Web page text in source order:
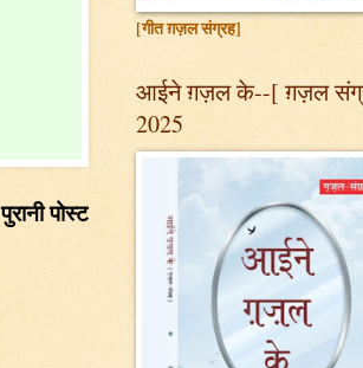
पुरानी पोस्ट
[गीत ग़ज़ल संग्रह]
आईने ग़ज़ल के--[ ग़ज़ल
2025